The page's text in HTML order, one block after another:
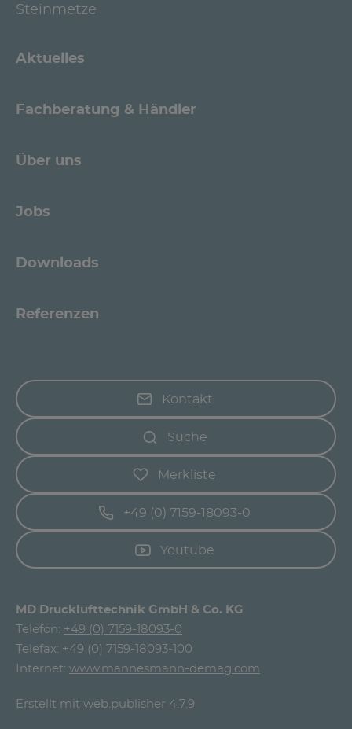
Steinmetze
Aktuelles
Fachberatung & Händler
Über uns
Jobs
Downloads
Referenzen
Kontakt
Suche
Merkliste
+49 (0) 7159-18093-0
Youtube
MD Drucklufttechnik GmbH & Co. KG
Telefon: +49 (0) 7159-18093-0
Telefax: +49 (0) 7159-18093-100
Internet: www.mannesmann-demag.com
Erstellt mit web.publisher 4.7.9